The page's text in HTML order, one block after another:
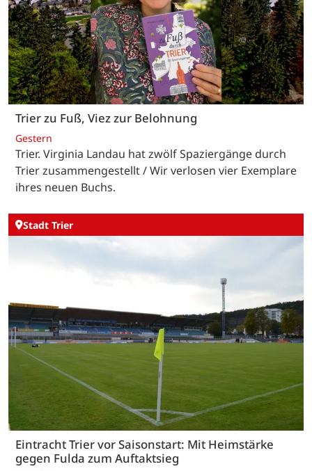
Trier zu Fuß, Viez zur Belohnung
Gestern
Trier. Virginia Landau hat zwölf Spaziergänge durch
Trier zusammengestellt / Wir verlosen vier Exemplare
ihres neuen Buchs.
Stadt Trier
Eintracht Trier vor Saisonstart: Mit Heimstärke
gegen Fulda zum Auftaktsieg